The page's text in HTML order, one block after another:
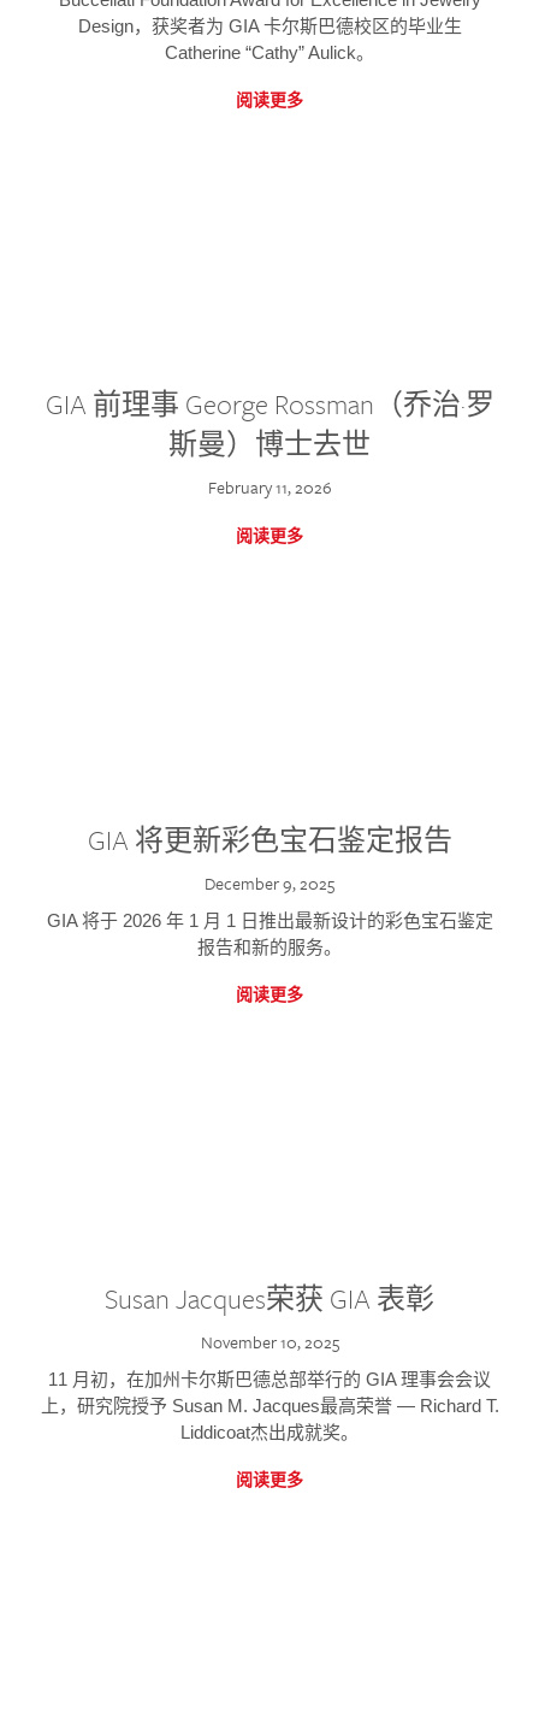
Design，获奖者为 GIA 卡尔斯巴德校区的毕业生
Catherine “Cathy” Aulick。
阅读更多
GIA 前理事 George Rossman（乔治·罗
斯曼）博士去世
February 11, 2026
阅读更多
GIA 将更新彩色宝石鉴定报告
December 9, 2025
GIA 将于 2026 年 1 月 1 日推出最新设计的彩色宝石鉴定
报告和新的服务。
阅读更多
Susan Jacques荣获 GIA 表彰
November 10, 2025
11 月初，在加州卡尔斯巴德总部举行的 GIA 理事会会议
上，研究院授予 Susan M. Jacques最高荣誉 — Richard T.
Liddicoat杰出成就奖。
阅读更多